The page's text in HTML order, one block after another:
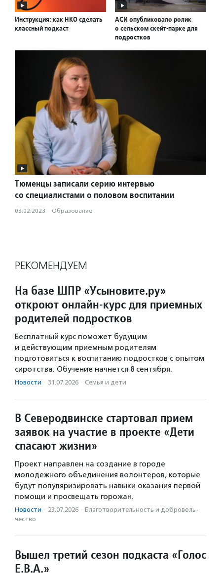
Инструкция: как НКО сделать
классный подкаст
АСИ опубликовало ролик
о сельском скейт-парке для
подростков
Тюменцы записали серию интервью
со специалистами о половом воспитании
03.02.2023 · Образование
РЕКОМЕНДУЕМ
На базе ШПР «Усыновите.ру»
откроют онлайн-курс для приемных
родителей подростков
Бесплатный курс поможет будущим
и действующим приемным родителям
подготовиться к воспитанию подростков с опытом
сиротства. Обучение начнется 8 сентября.
Новости · 31.07.2026 · Семья и дети
В Северодвинске стартовал прием
заявок на участие в проекте «Дети
спасают жизни»
Проект направлен на создание в городе
молодежного объединения волонтеров, которые
будут популяризировать навыки оказания первой
помощи и просвещать горожан.
Новости · 23.07.2026 · Благотвори­тель­ность и доброволь­
чест­во
Вышел третий сезон подкаста «Голос
Е.В.А.»